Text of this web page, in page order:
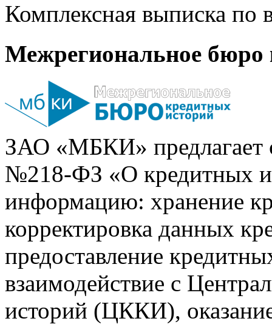
Комплексная выписка
Межрегиональное бюро
ЗАО «МБКИ» предлагает
№218-ФЗ «О кредитных
информацию: хранение
корректировка данных
предоставление
взаимодействие с
историй (ЦККИ),